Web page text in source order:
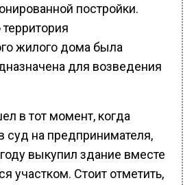
постройки.
жилого дома была
для возведения
в тот момент, когда
суд на предпринимателя,
выкупил здание вместе
участком. Стоит отметить,